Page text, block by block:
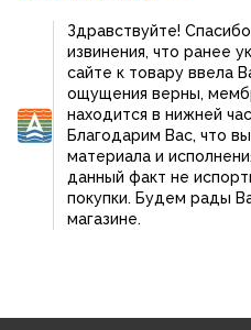
крупноячеистой сеткой.
меры вентилируется
Вывод: шапка для
своих волос. Чтобы
запариться всей голове
может и для каких-то
Поэтому передумал и
Здравствуйте!
извинения, что ранее
сайте к товару ввела
ощущения верны,
находится в нижней
Благодарим Вас, что
материала и
данный факт не
покупки. Будем рады
магазине.